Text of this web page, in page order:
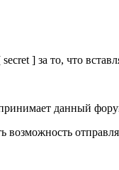
] за то, что
данный
возможность